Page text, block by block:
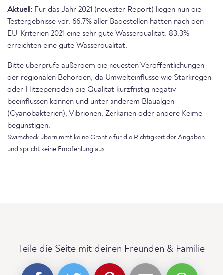
Aktuell: Für das Jahr 2021 (neuester Report) liegen nun die
Testergebnisse vor. 66.7% aller Badestellen hatten nach den
EU-Kriterien 2021 eine sehr gute Wasserqualität. 83.3%
erreichten eine gute Wasserqualität.
Bitte überprüfe außerdem die neuesten Veröffentlichungen
der regionalen Behörden, da Umwelteinflüsse wie Starkregen
oder Hitzeperioden die Qualität kurzfristig negativ
beeinflussen können und unter anderem Blaualgen
(Cyanobakterien), Vibrionen, Zerkarien oder andere Keime
begünstigen.
Swimcheck übernimmt keine Grantie für die Richtigkeit der Angaben
und spricht keine Empfehlung aus.
Teile die Seite mit deinen Freunden & Familie